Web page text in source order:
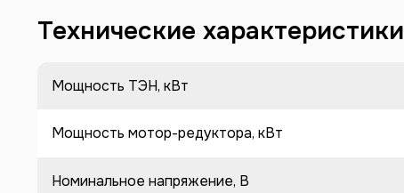
Технические характеристики
Мощность ТЭН, кВт
Мощность мотор-редуктора, кВт
Номинальное напряжение, В